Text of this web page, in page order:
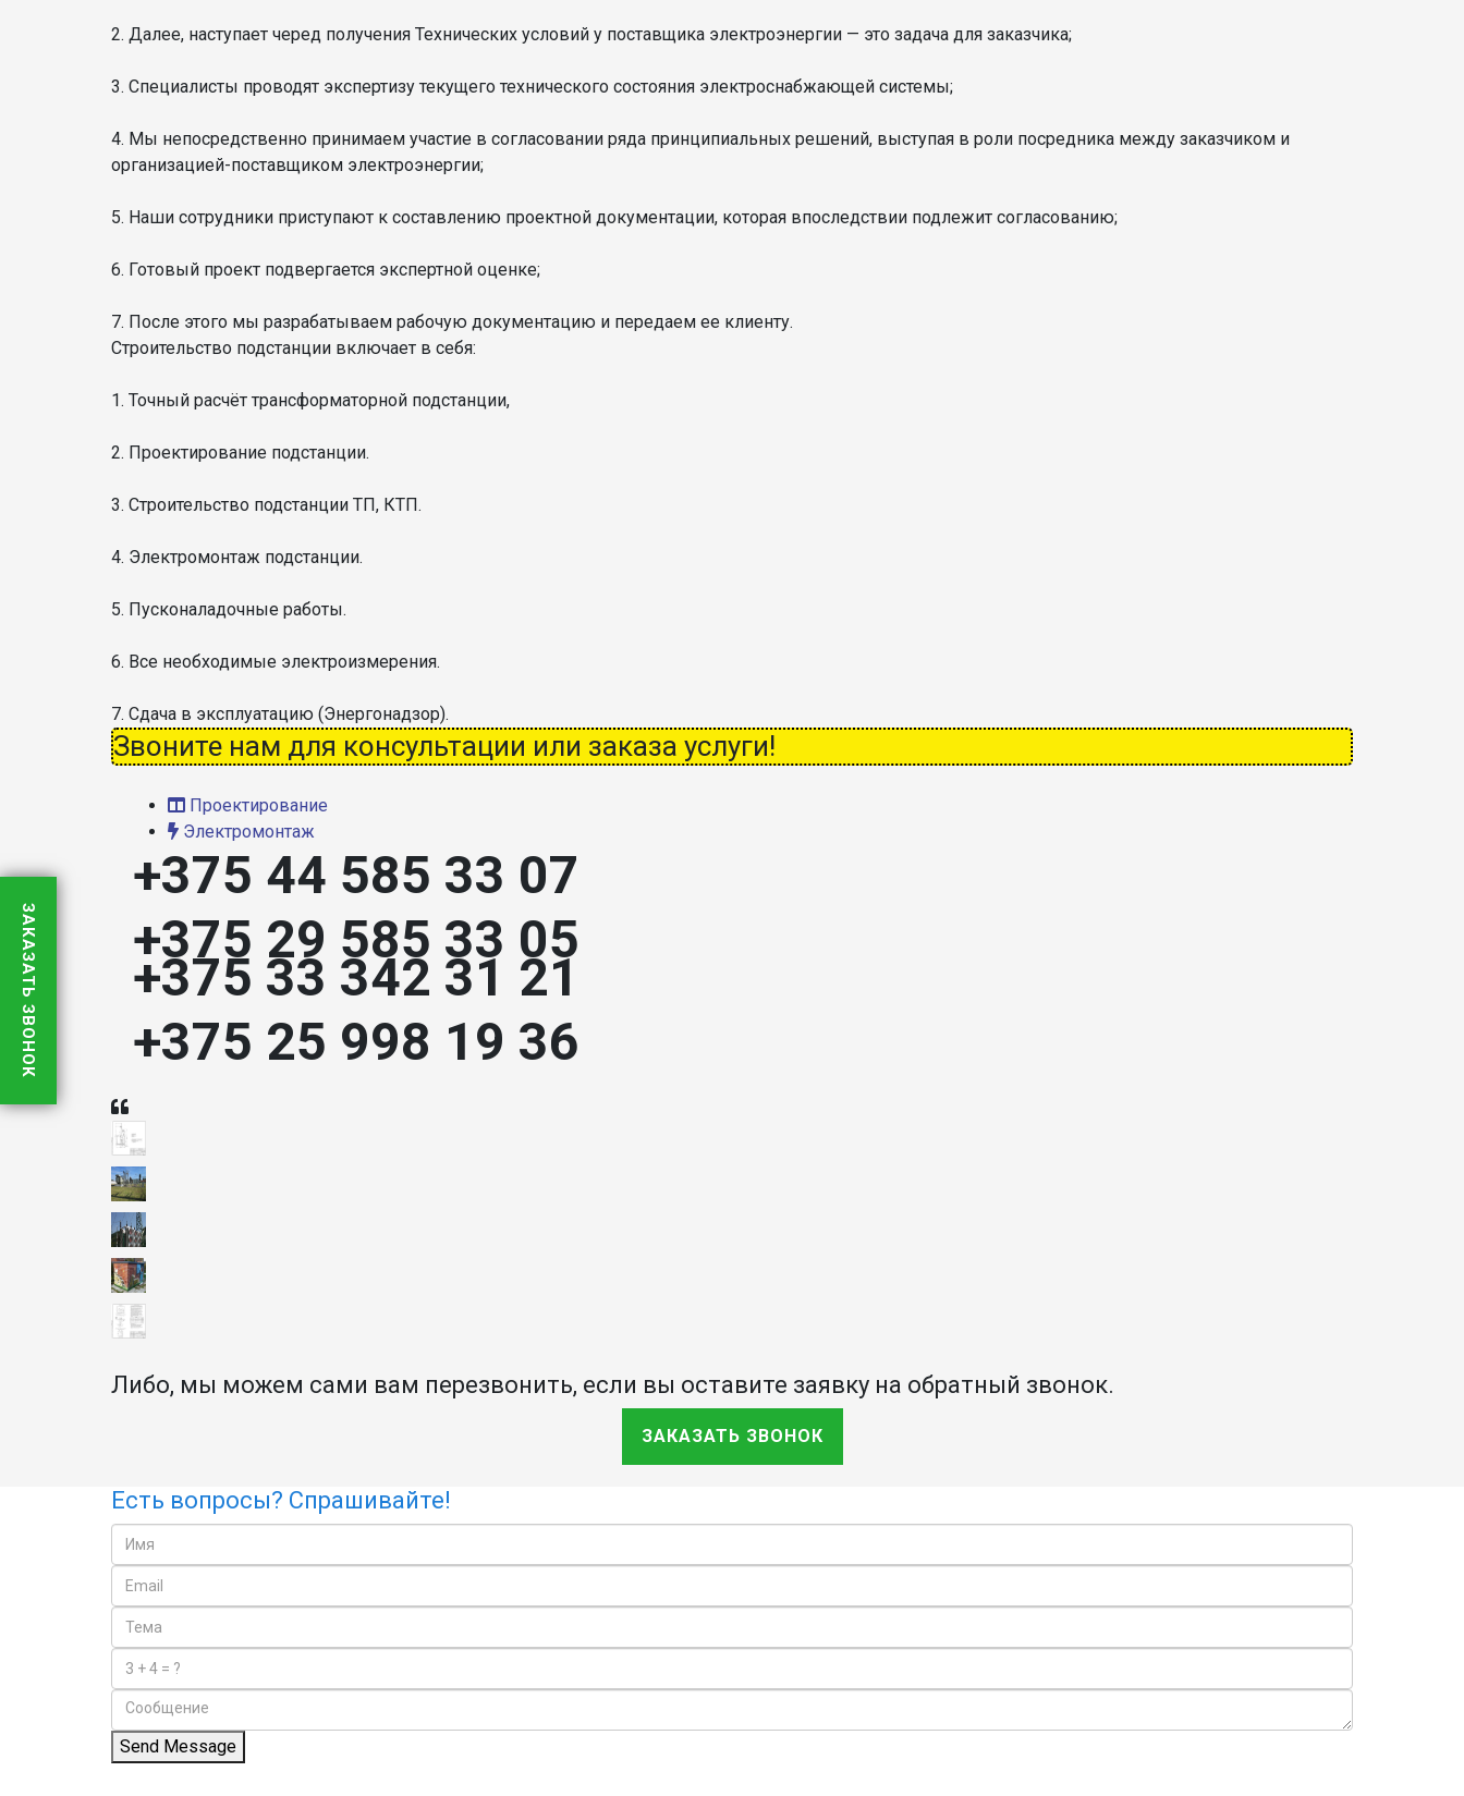
2. Далее, наступает черед получения Технических условий у поставщика электроэнергии — это задача для заказчика;
3. Специалисты проводят экспертизу текущего технического состояния электроснабжающей системы;
4. Мы непосредственно принимаем участие в согласовании ряда принципиальных решений, выступая в роли посредника между заказчиком и
организацией-поставщиком электроэнергии;
5. Наши сотрудники приступают к составлению проектной документации, которая впоследствии подлежит согласованию;
6. Готовый проект подвергается экспертной оценке;
7. После этого мы разрабатываем рабочую документацию и передаем ее клиенту.
Строительство подстанции включает в себя:
1. Точный расчёт трансформаторной подстанции,
2. Проектирование подстанции.
3. Строительство подстанции ТП, КТП.
4. Электромонтаж подстанции.
5. Пусконаладочные работы.
6. Все необходимые электроизмерения.
7. Сдача в эксплуатацию (Энергонадзор).
Звоните нам для консультации или заказа услуги!
Проектирование
Электромонтаж
+375 44 585 33 07
+375 29 585 33 05
+375 33 342 31 21
+375 25 998 19 36
Либо, мы можем сами вам перезвонить, если вы оставите заявку на обратный звонок.
ЗАКАЗАТЬ ЗВОНОК
Есть вопросы? Спрашивайте!
Send Message
ЗАКАЗАТЬ ЗВОНОК